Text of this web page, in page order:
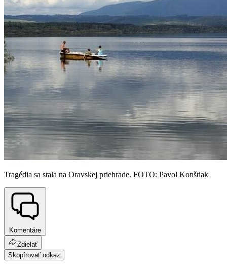
Tragédia sa stala na Oravskej priehrade. FOTO: Pavol Konštiak
Komentáre
Zdielať
Skopírovať odkaz